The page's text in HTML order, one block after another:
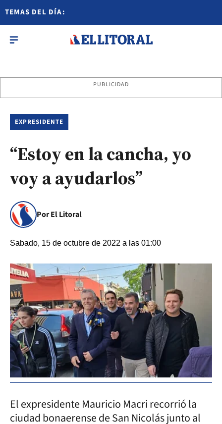
TEMAS DEL DÍA:
PUBLICIDAD
EXPRESIDENTE
“Estoy en la cancha, yo
voy a ayudarlos”
Por El Litoral
Sabado, 15 de octubre de 2022 a las 01:00
El expresidente Mauricio Macri recorrió la
ciudad bonaerense de San Nicolás junto al